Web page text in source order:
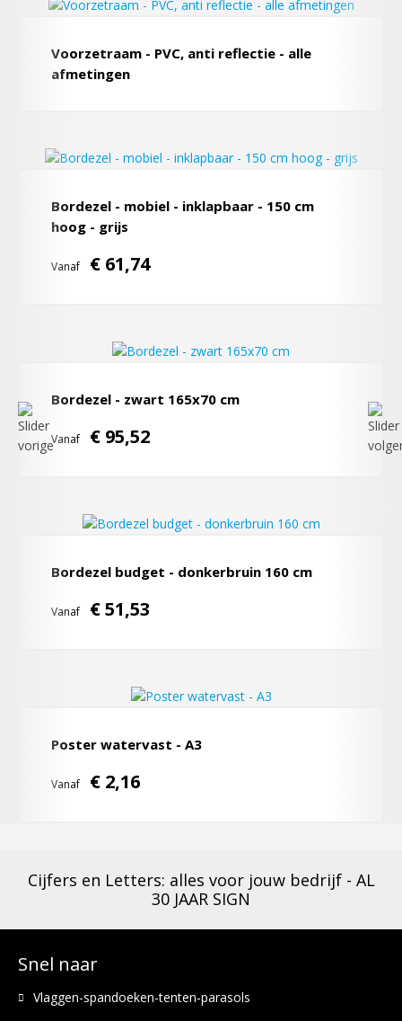
Voorzetraam - PVC, anti reflectie - alle
afmetingen
Bordezel - mobiel - inklapbaar - 150 cm
hoog - grijs
Vanaf € 61,74
Bordezel - zwart 165x70 cm
Vanaf € 95,52
Bordezel budget - donkerbruin 160 cm
Vanaf € 51,53
Poster watervast - A3
Vanaf € 2,16
Cijfers en Letters: alles voor jouw bedrijf - AL
30 JAAR SIGN
Snel naar
Vlaggen-spandoeken-tenten-parasols